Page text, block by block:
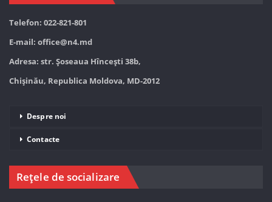
Telefon: 022-821-801
E-mail: office@n4.md
Adresa: str. Șoseaua Hînceşti 38b,
Chișinău, Republica Moldova, MD-2012
Despre noi
Contacte
Rețele de socializare